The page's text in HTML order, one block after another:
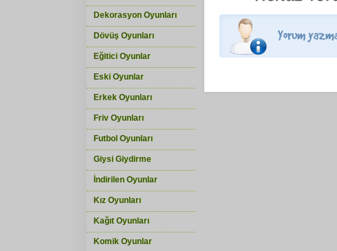
Dekorasyon Oyunları
Dövüş Oyunları
Eğitici Oyunlar
Eski Oyunlar
Erkek Oyunları
Friv Oyunları
Futbol Oyunları
Giysi Giydirme
İndirilen Oyunlar
Kız Oyunları
Kağıt Oyunları
Komik Oyunlar